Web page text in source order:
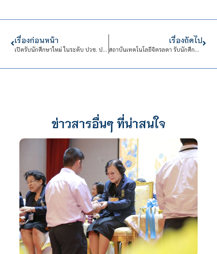
เรื่องก่อนหน้า
เปิดรับนักศึกษาใหม่ ในระดับ ปวช. ประจำปีการศึกษา 2564
เรื่องถัดไป
สถาบันเทคโนโลยีจิตรลดา รับนักศึกษาใหม่ ประจำปีการศึกษา 2564
ข่าวสารอื่นๆ ที่น่าสนใจ